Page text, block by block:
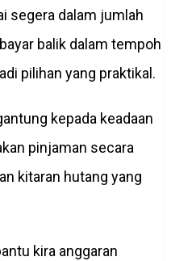
segera dalam jumlah
balik dalam tempoh
pilihan yang praktikal.
kepada keadaan
pinjaman secara
kitaran hutang yang
kira anggaran